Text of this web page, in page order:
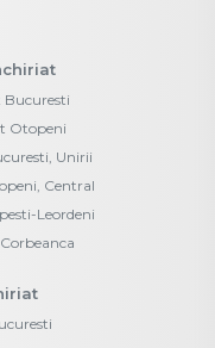
Otopeni
Unirii
Central
Leordeni